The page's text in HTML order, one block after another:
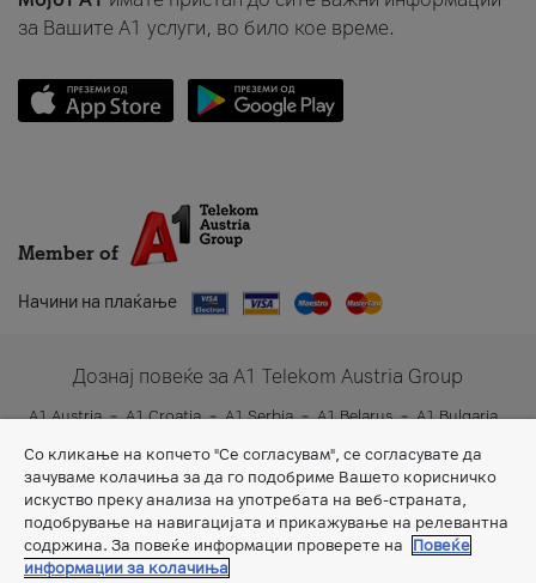
за Вашите A1 услуги, во било кое време.
Member of
Начини на плаќање
Дознај повеќе за A1 Telekom Austria Group
A1 Austria A1 Croatia A1 Serbia A1 Belarus
A1 Bulgaria
A1 Slovenia
A1 Digital
Со кликање на копчето "Се согласувам", се согласувате да
зачуваме колачиња за да го подобриме Вашето корисничко
искуство преку анализа на употребата на веб-страната,
подобрување на навигацијата и прикажување на релевантна
содржина. За повеќе информации проверете на
Повеќе
информации за колачиња